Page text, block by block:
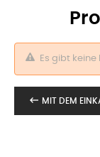
Navigation
Es gibt
 MIT DEM